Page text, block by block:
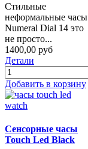
Стильные
неформальные часы
Numeral Dial 14 это
не просто...
1400,00 руб
Детали
Добавить в корзину
Сенсорные часы
Touch Led Black